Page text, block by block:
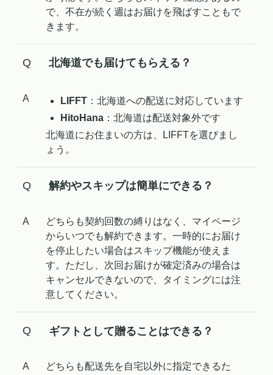
で、不在が続く週はお届けを飛ばすこともで
きます。
北海道でも届けてもらえる？
LIFFT：北海道への配送に対応しています
HitoHana：北海道は配送対象外です
北海道にお住まいの方は、LIFFTを選びまし
ょう。
解約やスキップは簡単にできる？
どちらも契約回数の縛りはなく、マイページ
からいつでも解約できます。一時的にお届け
を停止したい場合はスキップ機能が使えま
す。ただし、次回お届けが確定済みの場合は
キャンセルできないので、タイミングには注
意してください。
ギフトとして贈ることはできる？
どちらも配送先を自宅以外に指定できるた